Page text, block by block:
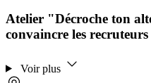
Atelier "Décroche ton
convaincre les recruteurs
Voir plus